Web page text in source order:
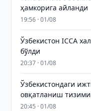
ҳамкорига айланди
19:56 · 01/08
Ўзбекистон ICCA
бўлди
20:37 · 01/08
Ўзбекистондаги
овқатланиш
20:45 · 01/08